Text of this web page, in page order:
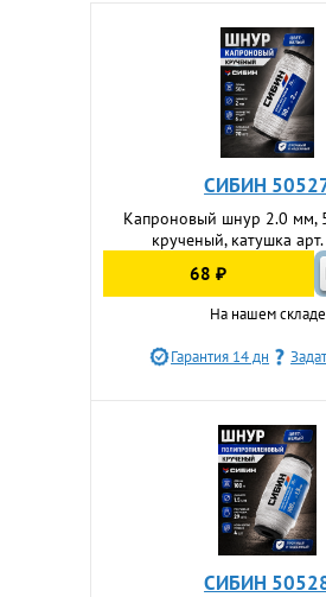
СИБИН
Капроновый шнур 2.0 мм,
крученый, катушка
68 ₽
На нашем складе
Гарантия 14 дн
СИБИН